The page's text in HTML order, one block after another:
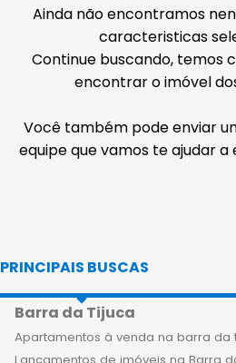
Ainda não encontramos
caracteristicas
Continue buscando, temos
encontrar o imóvel
Você também pode enviar
equipe que vamos te ajudar
PRINCIPAIS BUSCAS
Barra da Tijuca
Apartamentos à venda na barra da